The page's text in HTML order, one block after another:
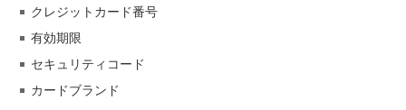
クレジットカード番号
有効期限
セキュリティコード
カードブランド